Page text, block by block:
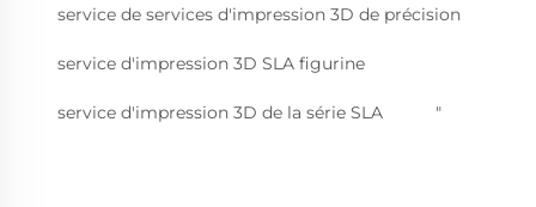
service de services d'impression 3D de précision
service d'impression 3D SLA figurine
service d'impression 3D de la série SLA "